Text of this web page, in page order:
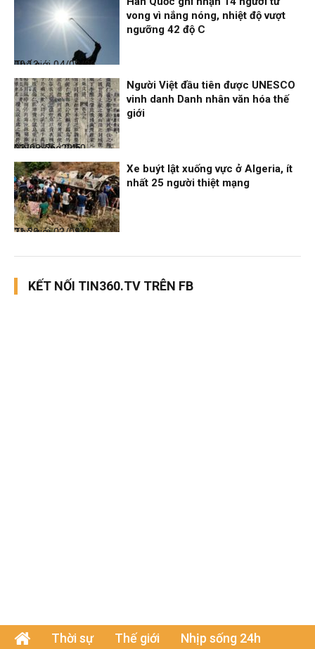
Thế giới
04/08/26, 00:13
vong vì nắng nóng, nhiệt độ vượt
ngưỡng 42 độ C
Nhịp sống 24h
03/08/26, 22:50
Người Việt đầu tiên được UNESCO
vinh danh Danh nhân văn hóa thế
giới
Thế giới
03/08/26, 21:29
Xe buýt lật xuống vực ở Algeria, ít
nhất 25 người thiệt mạng
KẾT NỐI TIN360.TV TRÊN FB
Thời sự Thế giới Nhịp sống 24h